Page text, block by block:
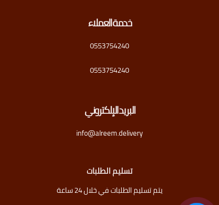
خدمة العملاء
0553754240
0553754240
البريد الإلكتروني
info@alreem.delivery
تسليم الطلبات
يتم تسليم الطلبات في خلال 24 ساعة